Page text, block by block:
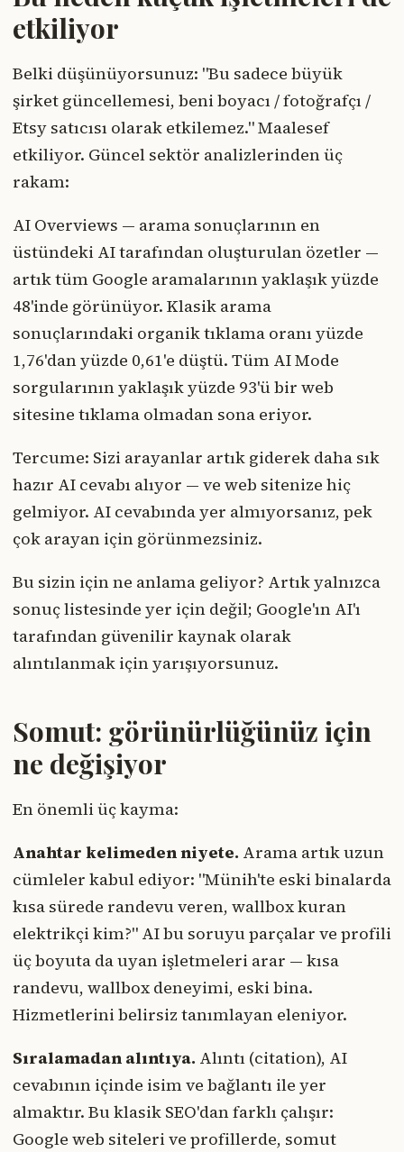
etkiliyor
Belki düşünüyorsunuz: "Bu sadece büyük
şirket güncellemesi, beni boyacı / fotoğrafçı /
Etsy satıcısı olarak etkilemez." Maalesef
etkiliyor. Güncel sektör analizlerinden üç
rakam:
AI Overviews — arama sonuçlarının en
üstündeki AI tarafından oluşturulan özetler —
artık tüm Google aramalarının yaklaşık yüzde
48'inde görünüyor. Klasik arama
sonuçlarındaki organik tıklama oranı yüzde
1,76'dan yüzde 0,61'e düştü. Tüm AI Mode
sorgularının yaklaşık yüzde 93'ü bir web
sitesine tıklama olmadan sona eriyor.
Tercume: Sizi arayanlar artık giderek daha sık
hazır AI cevabı alıyor — ve web sitenize hiç
gelmiyor. AI cevabında yer almıyorsanız, pek
çok arayan için görünmezsiniz.
Bu sizin için ne anlama geliyor? Artık yalnızca
sonuç listesinde yer için değil; Google'ın AI'ı
tarafından güvenilir kaynak olarak
alıntılanmak için yarışıyorsunuz.
Somut: görünürlüğünüz için
ne değişiyor
En önemli üç kayma:
Anahtar kelimeden niyete. Arama artık uzun
cümleler kabul ediyor: "Münih'te eski binalarda
kısa sürede randevu veren, wallbox kuran
elektrikçi kim?" AI bu soruyu parçalar ve profili
üç boyuta da uyan işletmeleri arar — kısa
randevu, wallbox deneyimi, eski bina.
Hizmetlerini belirsiz tanımlayan eleniyor.
Sıralamadan alıntıya. Alıntı (citation), AI
cevabının içinde isim ve bağlantı ile yer
almaktır. Bu klasik SEO'dan farklı çalışır:
Google web siteleri ve profillerde, somut